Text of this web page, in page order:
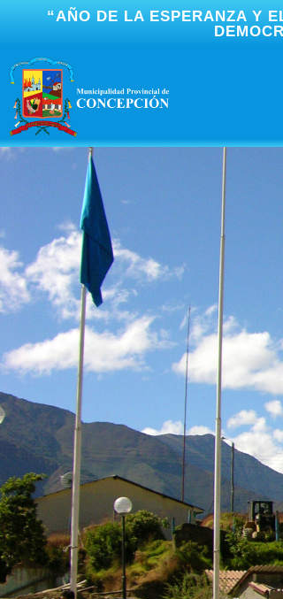
“AÑO DE LA ESPERANZA Y